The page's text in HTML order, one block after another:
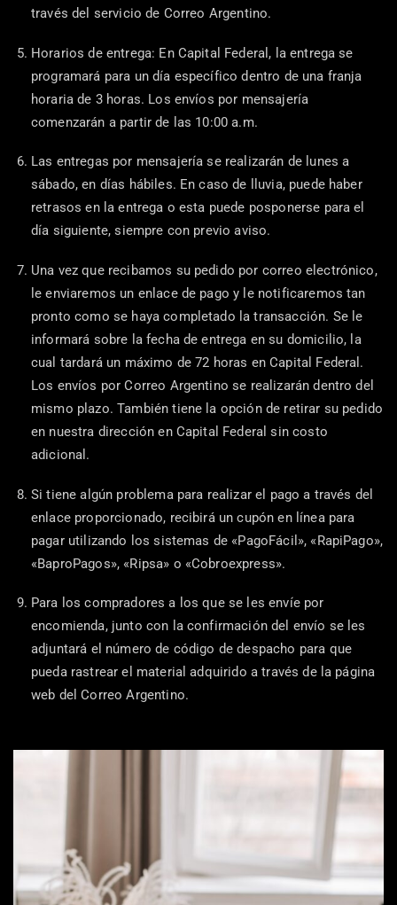
través del servicio de Correo Argentino.
Horarios de entrega: En Capital Federal, la entrega se
programará para un día específico dentro de una franja
horaria de 3 horas. Los envíos por mensajería
comenzarán a partir de las 10:00 a.m.
Las entregas por mensajería se realizarán de lunes a
sábado, en días hábiles. En caso de lluvia, puede haber
retrasos en la entrega o esta puede posponerse para el
día siguiente, siempre con previo aviso.
Una vez que recibamos su pedido por correo electrónico,
le enviaremos un enlace de pago y le notificaremos tan
pronto como se haya completado la transacción. Se le
informará sobre la fecha de entrega en su domicilio, la
cual tardará un máximo de 72 horas en Capital Federal.
Los envíos por Correo Argentino se realizarán dentro del
mismo plazo. También tiene la opción de retirar su pedido
en nuestra dirección en Capital Federal sin costo
adicional.
Si tiene algún problema para realizar el pago a través del
enlace proporcionado, recibirá un cupón en línea para
pagar utilizando los sistemas de «PagoFácil», «RapiPago»,
«BaproPagos», «Ripsa» o «Cobroexpress».
Para los compradores a los que se les envíe por
encomienda, junto con la confirmación del envío se les
adjuntará el número de código de despacho para que
pueda rastrear el material adquirido a través de la página
web del Correo Argentino.